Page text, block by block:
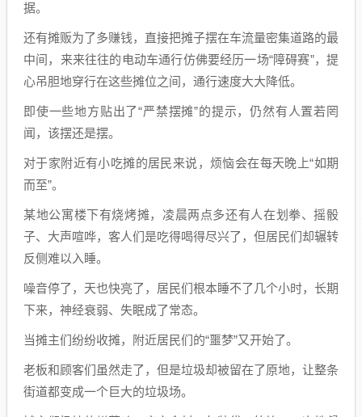
据。
还有摊贩为了多赚钱，直接把摊子摆在车流量密集道路的最
中间，来来往往的电动车通行仿佛要经历一场“障碍赛”，提
心吊胆地穿行在这些摊位之间，通行速度大大降低。
即使一些地方贴出了“严禁摆摊”的提示，仍然有人置若罔
闻，该摆还是摆。
对于家附近有小吃摊的居民来说，烦恼会在每天晚上“如期
而至”。
某地公寓楼下有烧烤摊，凌晨两点多还有人在划拳、摇骰
子、大声喧哗，客人们是吃得喝得尽兴了，但居民们却辗转
反侧难以入睡。
噪音停了，天也快亮了，居民们根本睡不了几个小时，长期
下来，神经衰弱、失眠成了常态。
当摊主们纷纷收摊，附近居民们的“噩梦”又开始了。
老板和顾客们虽然走了，但是垃圾却被留在了原地，让整条
街道都变成一个巨大的垃圾场。